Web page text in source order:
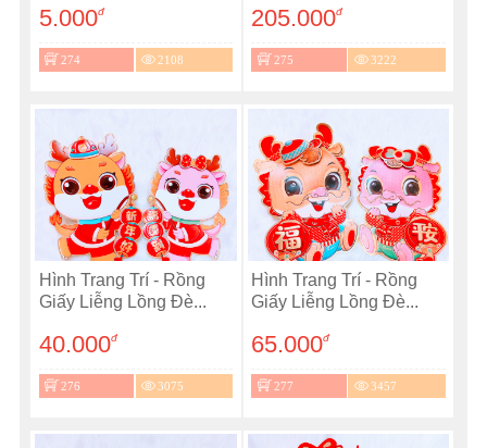
5.000đ
274 2108
205.000đ
275 3222
Hình Trang Trí - Rồng
Giấy Liễng Lồng Đè...
40.000đ
276 3075
Hình Trang Trí - Rồng
Giấy Liễng Lồng Đè...
65.000đ
277 3457